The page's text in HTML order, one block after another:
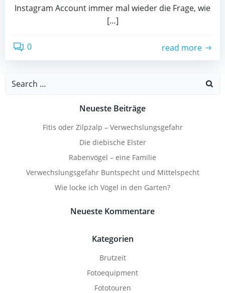
Instagram Account immer mal wieder die Frage, wie
[…]
0 read more
Search
Neueste Beiträge
Fitis oder Zilpzalp – Verwechslungsgefahr
Die diebische Elster
Rabenvögel – eine Familie
Verwechslungsgefahr Buntspecht und Mittelspecht
Wie locke ich Vögel in den Garten?
Neueste Kommentare
Kategorien
Brutzeit
Fotoequipment
Fototouren